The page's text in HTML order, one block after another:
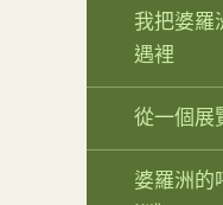
我把婆羅
遇裡
從一個展
婆羅洲的